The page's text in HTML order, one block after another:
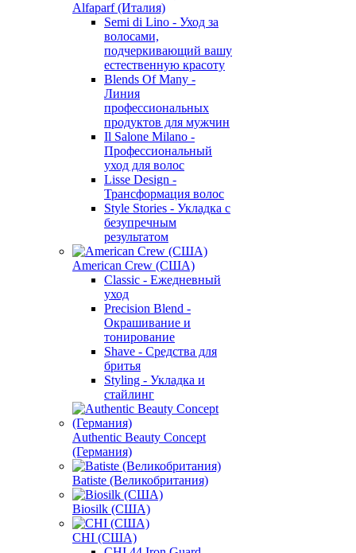
Alfaparf (Италия)
Semi di Lino - Уход за
волосами,
подчеркивающий вашу
естественную красоту
Blends Of Many -
Линия
профессиональных
продуктов для мужчин
Il Salone Milano -
Профессиональный
уход для волос
Lisse Design -
Трансформация волос
Style Stories - Укладка с
безупречным
результатом
American Crew (США)
Classic - Ежедневный
уход
Precision Blend -
Окрашивание и
тонирование
Shave - Средства для
бритья
Styling - Укладка и
стайлинг
Authentic Beauty Concept
(Германия)
Batiste (Великобритания)
Biosilk (США)
CHI (США)